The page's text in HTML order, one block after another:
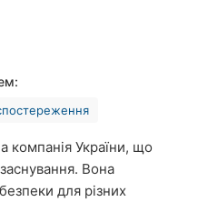
компанія України, що
Вона
для різних